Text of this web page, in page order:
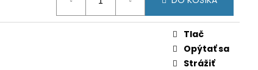
Tlač
Opýtať sa
Strážiť